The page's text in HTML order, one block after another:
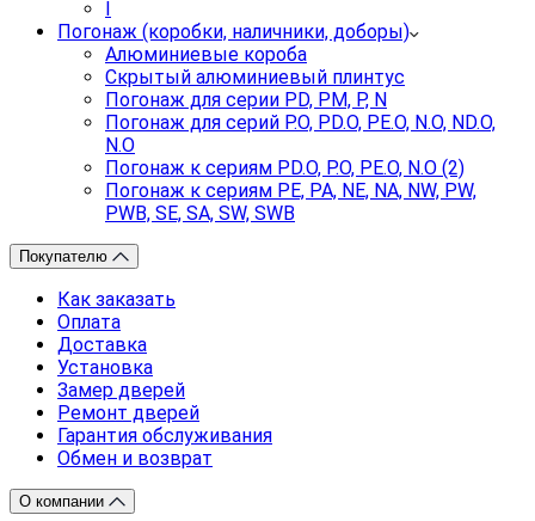
Погонаж (коробки, наличники, доборы)
Алюминиевые короба
Скрытый алюминиевый плинтус
Погонаж для серии PD, PM, P, N
Погонаж для серий P.O, PD.O, PE.O, N.O, ND.O,
N.O
Погонаж к сериям PD.O, P.O, PE.O, N.O (2)
Погонаж к сериям PE, PA, NE, NA, NW, PW,
PWB, SE, SA, SW, SWB
Покупателю
Как заказать
Оплата
Доставка
Установка
Замер дверей
Ремонт дверей
Гарантия обслуживания
Обмен и возврат
О компании